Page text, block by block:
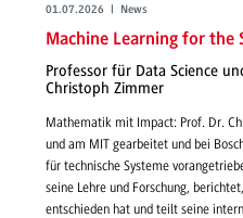
01.07.2026 | News
Machine Learning for the
Professor für Data Science
Christoph Zimmer
Mathematik mit Impact: Prof. Dr.
und am MIT gearbeitet und bei
für technische Systeme
seine Lehre und Forschung,
entschieden hat und teilt seine